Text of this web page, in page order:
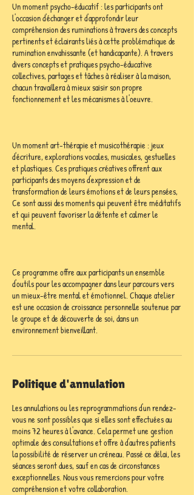
Un moment psycho-éducatif : les participants ont
l'occasion d'échanger et d'approfondir leur
compréhension des ruminations à travers des concepts
pertinents et éclairants liés à cette problématique de
rumination envahissante (et handicapante). A travers
divers concepts et pratiques psycho-éducative
collectives, partages et tâches à réaliser à la maison,
chacun travaillera à mieux saisir son propre
fonctionnement et les mécanismes à l'oeuvre.
Un moment art-thérapie et musicothérapie : jeux
d'écriture, explorations vocales, musicales, gestuelles
et plastiques. Ces pratiques créatives offrent aux
participants des moyens d'expression et de
transformation de leurs émotions et de leurs pensées,
Ce sont aussi des moments qui peuvent être méditatifs
et qui peuvent favoriser la détente et calmer le
mental.
Ce programme offre aux participants un ensemble
d'outils pour les accompagner dans leur parcours vers
un mieux-être mental et émotionnel. Chaque atelier
est une occasion de croissance personnelle soutenue par
le groupe et de découverte de soi, dans un
environnement bienveillant.
Politique d'annulation
Les annulations ou les reprogrammations d'un rendez-
vous ne sont possibles que si elles sont effectuées au
moins 72 heures à l'avance. Cela permet une gestion
optimale des consultations et offre à d'autres patients
la possibilité de réserver un créneau. Passé ce délai, les
séances seront dues, sauf en cas de circonstances
exceptionnelles. Nous vous remercions pour votre
compréhension et votre collaboration.